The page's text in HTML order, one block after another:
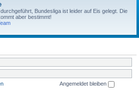
Bundesliga ist leider auf Eis gelegt. Die
aber bestimmt!
Angemeldet bleiben